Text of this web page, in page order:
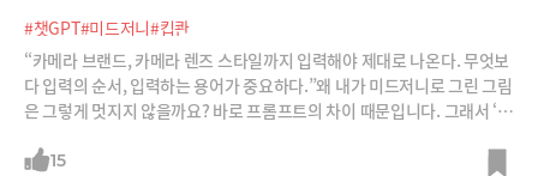
#챗GPT#미드저니#킵콴
“카메라 브랜드, 카메라 렌즈 스타일까지 입력해야 제대로 나온다. 무엇보
다 입력의 순서, 입력하는 용어가 중요하다.”왜 내가 미드저니로 그린 그림
은 그렇게 멋지지 않을까요? 바로 프롬프트의 차이 때문입니다. 그래서 ‘챗
워봅니다. 단계별, 요소별 프롬프트 입력의 방법입니다. 이렇게 만든 작품
15